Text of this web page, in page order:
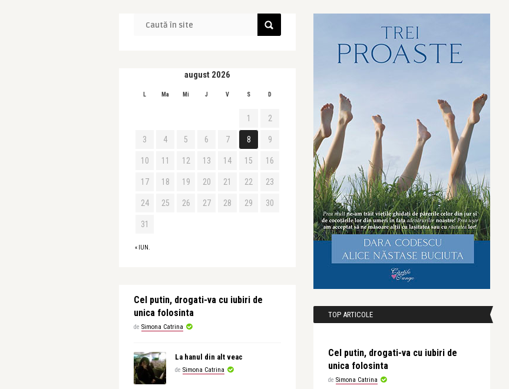
august 2026
L Ma Mi J V S D
« IUN.
1 2
3 4 5 6 7 8 9
10 11 12 13 14 15 16
17 18 19 20 21 22 23
24 25 26 27 28 29 30
31
Cel putin, drogati-va cu iubiri de
unica folosinta
de Simona Catrina
La hanul din alt veac
de Simona Catrina
TOP ARTICOLE
Cel putin, drogati-va cu iubiri de
unica folosinta
de Simona Catrina